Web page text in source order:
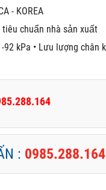
- KOREA
tiêu chuẩn nhà sản xuất
92 kPa • Lưu lượng
: 0985.288.164